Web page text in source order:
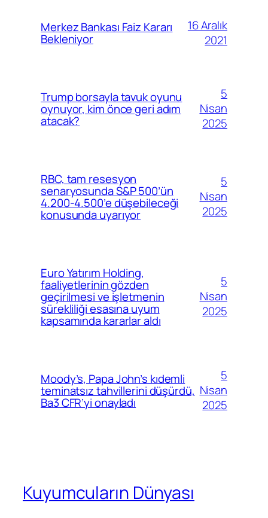
Merkez Bankası Faiz Kararı
Bekleniyor
16 Aralık
2021
Trump borsayla tavuk oyunu
oynuyor, kim önce geri adım
atacak?
5
Nisan
2025
RBC, tam resesyon
senaryosunda S&P 500’ün
4.200-4.500’e düşebileceği
konusunda uyarıyor
5
Nisan
2025
Euro Yatırım Holding,
faaliyetlerinin gözden
geçirilmesi ve işletmenin
sürekliliği esasına uyum
kapsamında kararlar aldı
5
Nisan
2025
Moody’s, Papa John’s kıdemli
teminatsız tahvillerini düşürdü,
Ba3 CFR’yi onayladı
5
Nisan
2025
Kuyumcuların Dünyası